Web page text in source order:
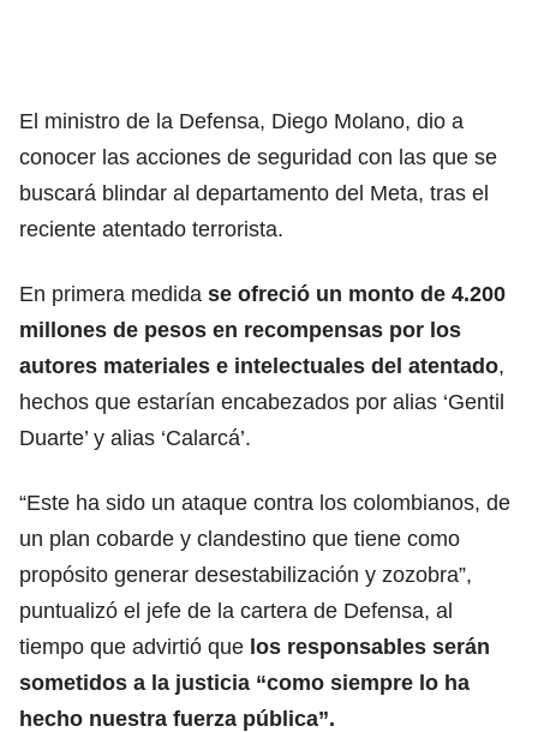
El ministro de la Defensa, Diego Molano, dio a
conocer las acciones de seguridad con las que se
buscará blindar al departamento del Meta, tras el
reciente atentado terrorista.
En primera medida se ofreció un monto de 4.200
millones de pesos en recompensas por los
autores materiales e intelectuales del atentado,
hechos que estarían encabezados por alias ‘Gentil
Duarte’ y alias ‘Calarcá’.
“Este ha sido un ataque contra los colombianos, de
un plan cobarde y clandestino que tiene como
propósito generar desestabilización y zozobra”,
puntualizó el jefe de la cartera de Defensa, al
tiempo que advirtió que los responsables serán
sometidos a la justicia “como siempre lo ha
hecho nuestra fuerza pública”.